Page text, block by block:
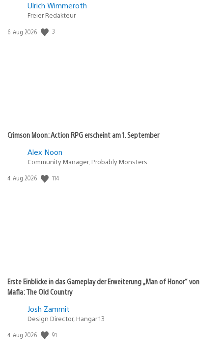
Ulrich Wimmeroth
Freier Redakteur
Veröffentlichungsdatum:
6. Aug 2026 3
Crimson Moon: Action RPG erscheint am 1. September
Alex Noon
Community Manager, Probably Monsters
Veröffentlichungsdatum:
4. Aug 2026 114
Erste Einblicke in das Gameplay der Erweiterung „Man of Honor“ von
Mafia: The Old Country
Josh Zammit
Design Director, Hangar 13
Veröffentlichungsdatum:
4. Aug 2026 91